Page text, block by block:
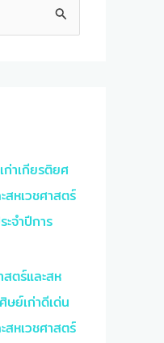
าเกียรติยศ
หเวชศาสตร์
จำปีการ
ตร์และสห
ษย์เก่าดีเด่น
หเวชศาสตร์